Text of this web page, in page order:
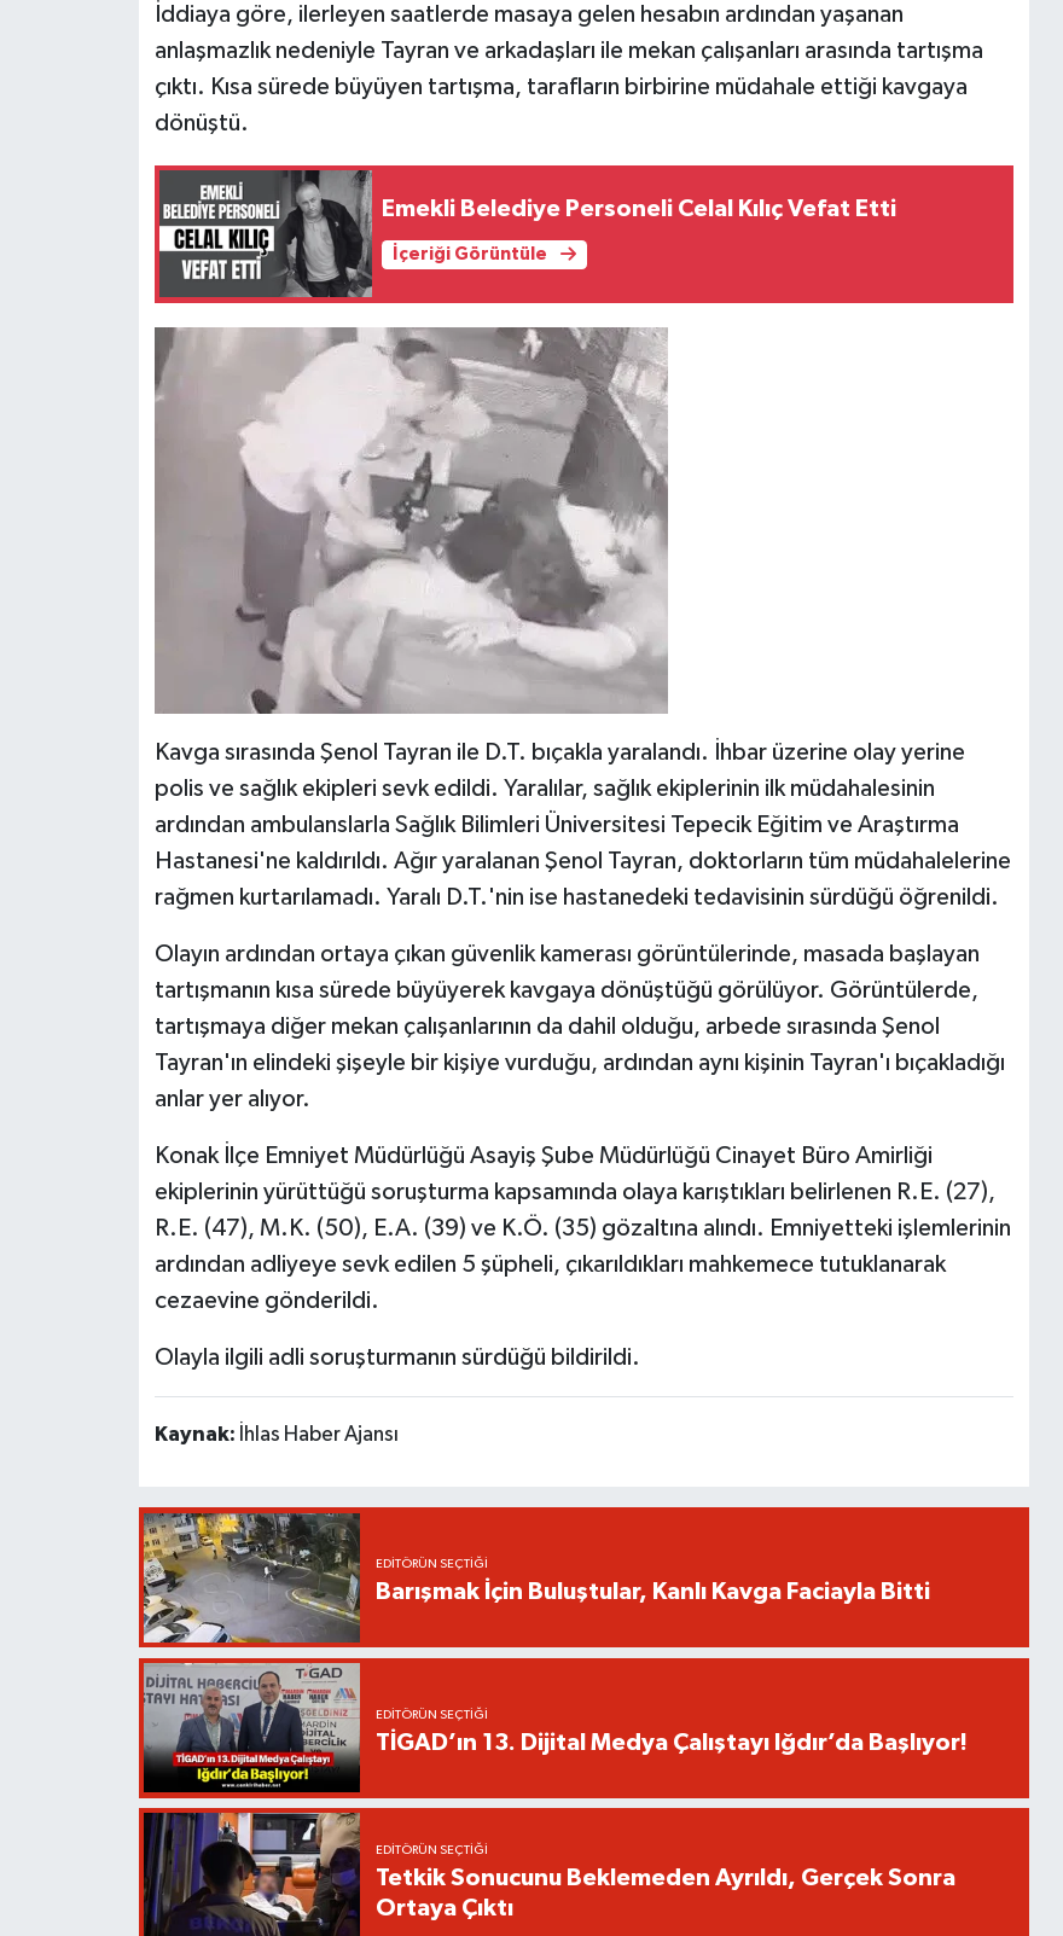
İddiaya göre, ilerleyen saatlerde masaya gelen hesabın ardından yaşanan
anlaşmazlık nedeniyle Tayran ve arkadaşları ile mekan çalışanları arasında tartışma
çıktı. Kısa sürede büyüyen tartışma, tarafların birbirine müdahale ettiği kavgaya
dönüştü.
Emekli Belediye Personeli Celal Kılıç Vefat Etti
İçeriği Görüntüle
Kavga sırasında Şenol Tayran ile D.T. bıçakla yaralandı. İhbar üzerine olay yerine
polis ve sağlık ekipleri sevk edildi. Yaralılar, sağlık ekiplerinin ilk müdahalesinin
ardından ambulanslarla Sağlık Bilimleri Üniversitesi Tepecik Eğitim ve Araştırma
Hastanesi'ne kaldırıldı. Ağır yaralanan Şenol Tayran, doktorların tüm müdahalelerine
rağmen kurtarılamadı. Yaralı D.T.'nin ise hastanedeki tedavisinin sürdüğü öğrenildi.
Olayın ardından ortaya çıkan güvenlik kamerası görüntülerinde, masada başlayan
tartışmanın kısa sürede büyüyerek kavgaya dönüştüğü görülüyor. Görüntülerde,
tartışmaya diğer mekan çalışanlarının da dahil olduğu, arbede sırasında Şenol
Tayran'ın elindeki şişeyle bir kişiye vurduğu, ardından aynı kişinin Tayran'ı bıçakladığı
anlar yer alıyor.
Konak İlçe Emniyet Müdürlüğü Asayiş Şube Müdürlüğü Cinayet Büro Amirliği
ekiplerinin yürüttüğü soruşturma kapsamında olaya karıştıkları belirlenen R.E. (27),
R.E. (47), M.K. (50), E.A. (39) ve K.Ö. (35) gözaltına alındı. Emniyetteki işlemlerinin
ardından adliyeye sevk edilen 5 şüpheli, çıkarıldıkları mahkemece tutuklanarak
cezaevine gönderildi.
Olayla ilgili adli soruşturmanın sürdüğü bildirildi.
Kaynak: İhlas Haber Ajansı
EDITÖRÜN SEÇTIĞI
Barışmak İçin Buluştular, Kanlı Kavga Faciayla Bitti
EDITÖRÜN SEÇTIĞI
TİGAD’ın 13. Dijital Medya Çalıştayı Iğdır’da Başlıyor!
EDITÖRÜN SEÇTIĞI
Tetkik Sonucunu Beklemeden Ayrıldı, Gerçek Sonra
Ortaya Çıktı